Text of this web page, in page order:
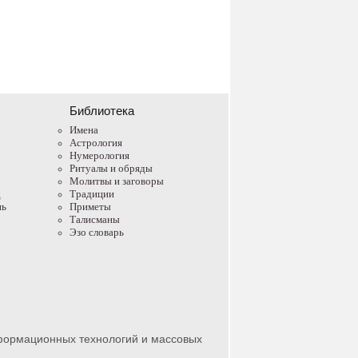
Библиотека
Имена
Астрология
Нумерология
Ритуалы и обряды
Молитвы и заговоры
Традиции
Приметы
Талисманы
Эзо словарь
технологий и массовых